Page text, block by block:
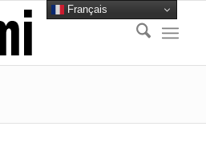
Français